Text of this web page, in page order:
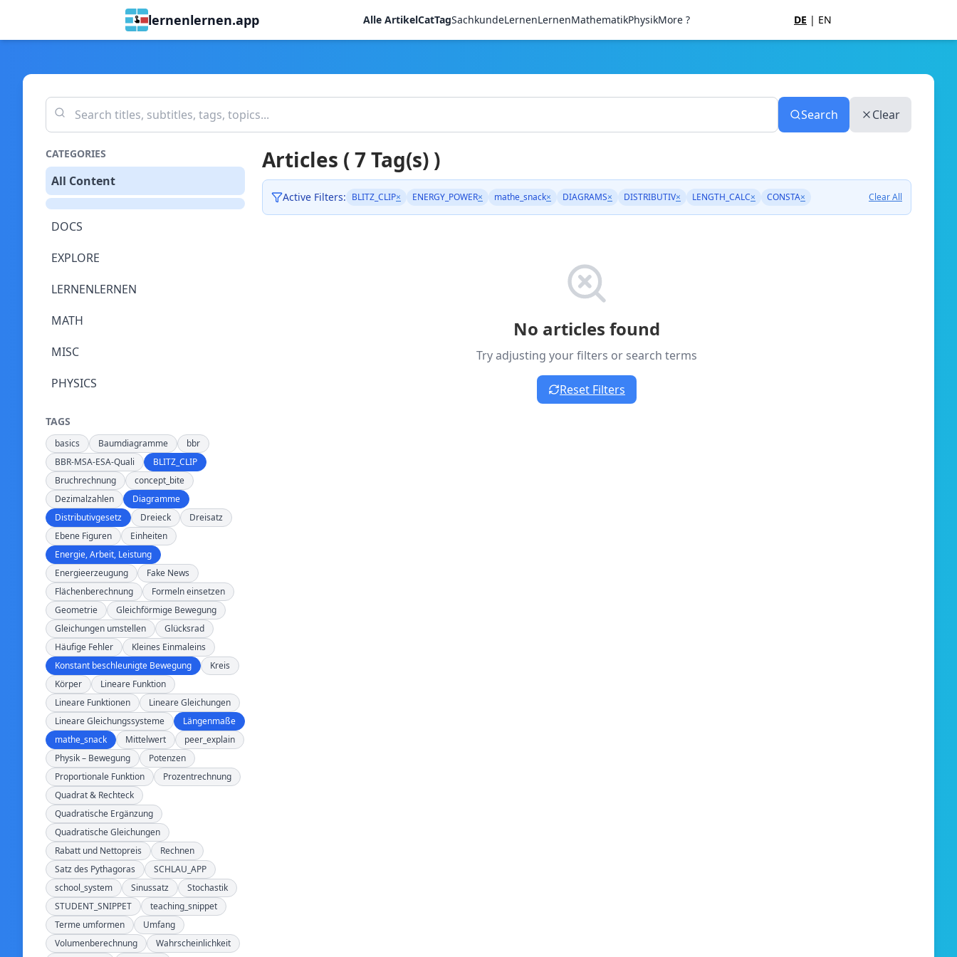
lernenlernen.app Alle ArtikelCatTagSachkundeLernenLernenMathematikPhysikMore ? DE | EN
Search Clear
CATEGORIES
All Content
DOCS
EXPLORE
LERNENLERNEN
MATH
MISC
PHYSICS
TAGS
basics Baumdiagramme
bbr
BBR-MSA-ESA-Quali
BLITZ_CLIP
Bruchrechnung
concept_bite
Dezimalzahlen
Diagramme
Distributivgesetz
Dreieck
Dreisatz
Ebene Figuren
Einheiten
Energie, Arbeit, Leistung
Energieerzeugung
Fake News
Flächenberechnung
Formeln einsetzen
Geometrie
Gleichförmige Bewegung
Gleichungen umstellen
Glücksrad
Häufige Fehler
Kleines Einmaleins
Konstant beschleunigte Bewegung
Kreis
Körper
Lineare Funktion
Lineare Funktionen
Lineare Gleichungen
Lineare Gleichungssysteme
Längenmaße
mathe_snack
Mittelwert
peer_explain
Physik – Bewegung
Potenzen
Proportionale Funktion
Prozentrechnung
Quadrat & Rechteck
Quadratische Ergänzung
Quadratische Gleichungen
Rabatt und Nettopreis
Rechnen
Satz des Pythagoras
SCHLAU_APP
school_system
Sinussatz
Stochastik
STUDENT_SNIPPET
teaching_snippet
Terme umformen
Umfang
Volumenberechnung
Wahrscheinlichkeit
Articles ( 7 Tag(s) )
Active Filters: BLITZ_CLIP× ENERGY_POWER× mathe_snack× DIAGRAMS× DISTRIBUTIV× LENGTH_CALC× CONSTA× Clear All
No articles found
Try adjusting your filters or search terms
Reset Filters